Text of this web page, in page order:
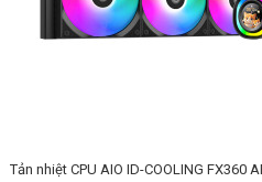
Tản nhiệt CPU AIO ID-COOLING FX360